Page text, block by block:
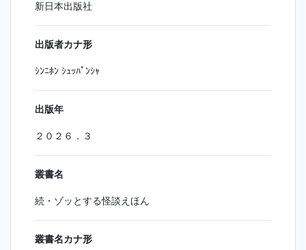
新日本出版社
出版者カナ形
ｼﾝﾆﾎﾝ ｼｭｯﾊﾟﾝｼｬ
出版年
２０２６．３
叢書名
続・ゾッとする怪談えほん
叢書名カナ形